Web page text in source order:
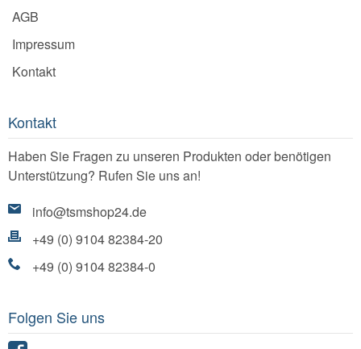
AGB
Impressum
Kontakt
Kontakt
Haben Sie Fragen zu unseren Produkten oder benötigen
Unterstützung? Rufen Sie uns an!
info@tsmshop24.de
+49 (0) 9104 82384-20
+49 (0) 9104 82384-0
Folgen Sie uns